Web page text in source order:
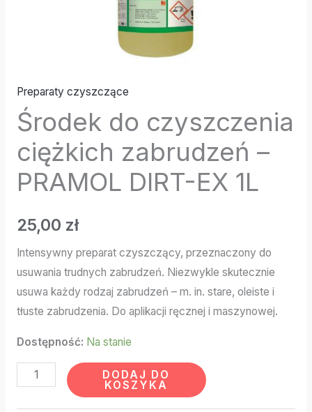
Preparaty czyszczące
Środek do czyszczenia
ciężkich zabrudzeń –
PRAMOL DIRT-EX 1L
25,00 zł
Intensywny preparat czyszczący, przeznaczony do
usuwania trudnych zabrudzeń. Niezwykle skutecznie
usuwa każdy rodzaj zabrudzeń – m. in. stare, oleiste i
tłuste zabrudzenia. Do aplikacji ręcznej i maszynowej.
Dostępność: Na stanie
DODAJ DO
KOSZYKA